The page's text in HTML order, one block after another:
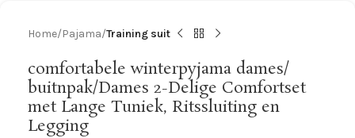
Home Pajama Training suit
comfortabele winterpyjama dames/
buitnpak/Dames 2-Delige Comfortset
met Lange Tuniek, Ritssluiting en
Legging